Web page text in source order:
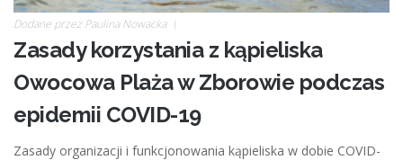
Dodane przez Paulina Nowacka
Zasady korzystania z kąpieliska
Owocowa Plaża w Zborowie podczas
epidemii COVID-19
Zasady organizacji i funkcjonowania kąpieliska w dobie COVID-